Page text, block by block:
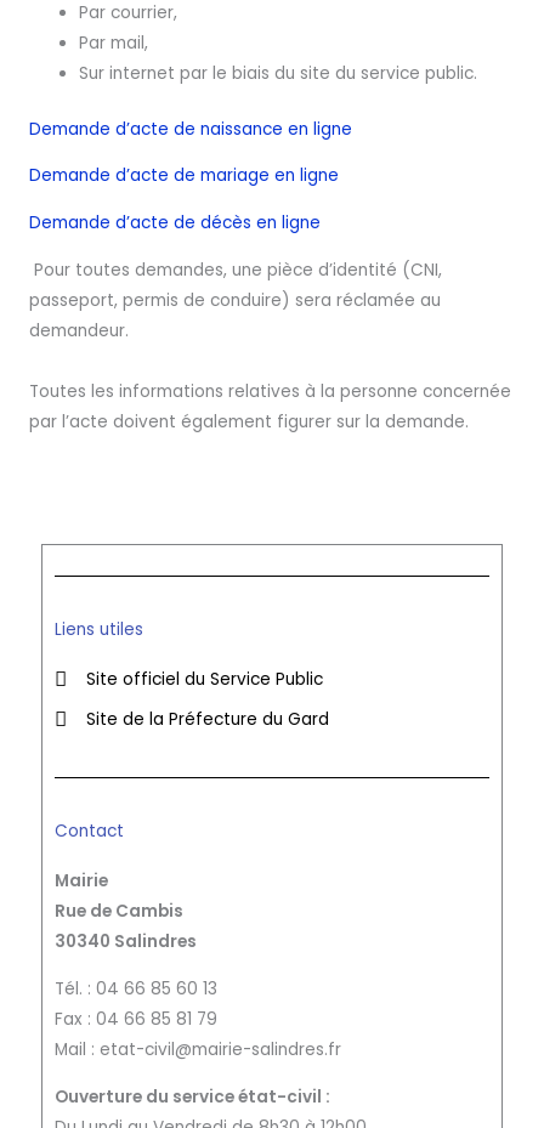
Par courrier,
Par mail,
Sur internet par le biais du site du service public.
Demande d’acte de naissance en ligne
Demande d’acte de mariage en ligne
Demande d’acte de décès en ligne
Pour toutes demandes, une pièce d’identité (CNI,
passeport, permis de conduire) sera réclamée au
demandeur.
Toutes les informations relatives à la personne concernée
par l’acte doivent également figurer sur la demande.
Liens utiles
Site officiel du Service Public
Site de la Préfecture du Gard
Contact
Mairie
Rue de Cambis
30340 Salindres
Tél. : 04 66 85 60 13
Fax : 04 66 85 81 79
Mail : etat-civil@mairie-salindres.fr
Ouverture du service état-civil :